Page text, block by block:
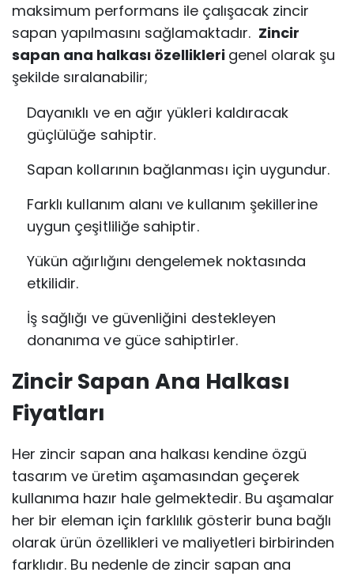
maksimum performans ile çalışacak zincir
sapan yapılmasını sağlamaktadır. Zincir
sapan ana halkası özellikleri genel olarak şu
şekilde sıralanabilir;
Dayanıklı ve en ağır yükleri kaldıracak
güçlülüğe sahiptir.
Sapan kollarının bağlanması için uygundur.
Farklı kullanım alanı ve kullanım şekillerine
uygun çeşitliliğe sahiptir.
Yükün ağırlığını dengelemek noktasında
etkilidir.
İş sağlığı ve güvenliğini destekleyen
donanıma ve güce sahiptirler.
Zincir Sapan Ana Halkası
Fiyatları
Her zincir sapan ana halkası kendine özgü
tasarım ve üretim aşamasından geçerek
kullanıma hazır hale gelmektedir. Bu aşamalar
her bir eleman için farklılık gösterir buna bağlı
olarak ürün özellikleri ve maliyetleri birbirinden
farklıdır. Bu nedenle de zincir sapan ana